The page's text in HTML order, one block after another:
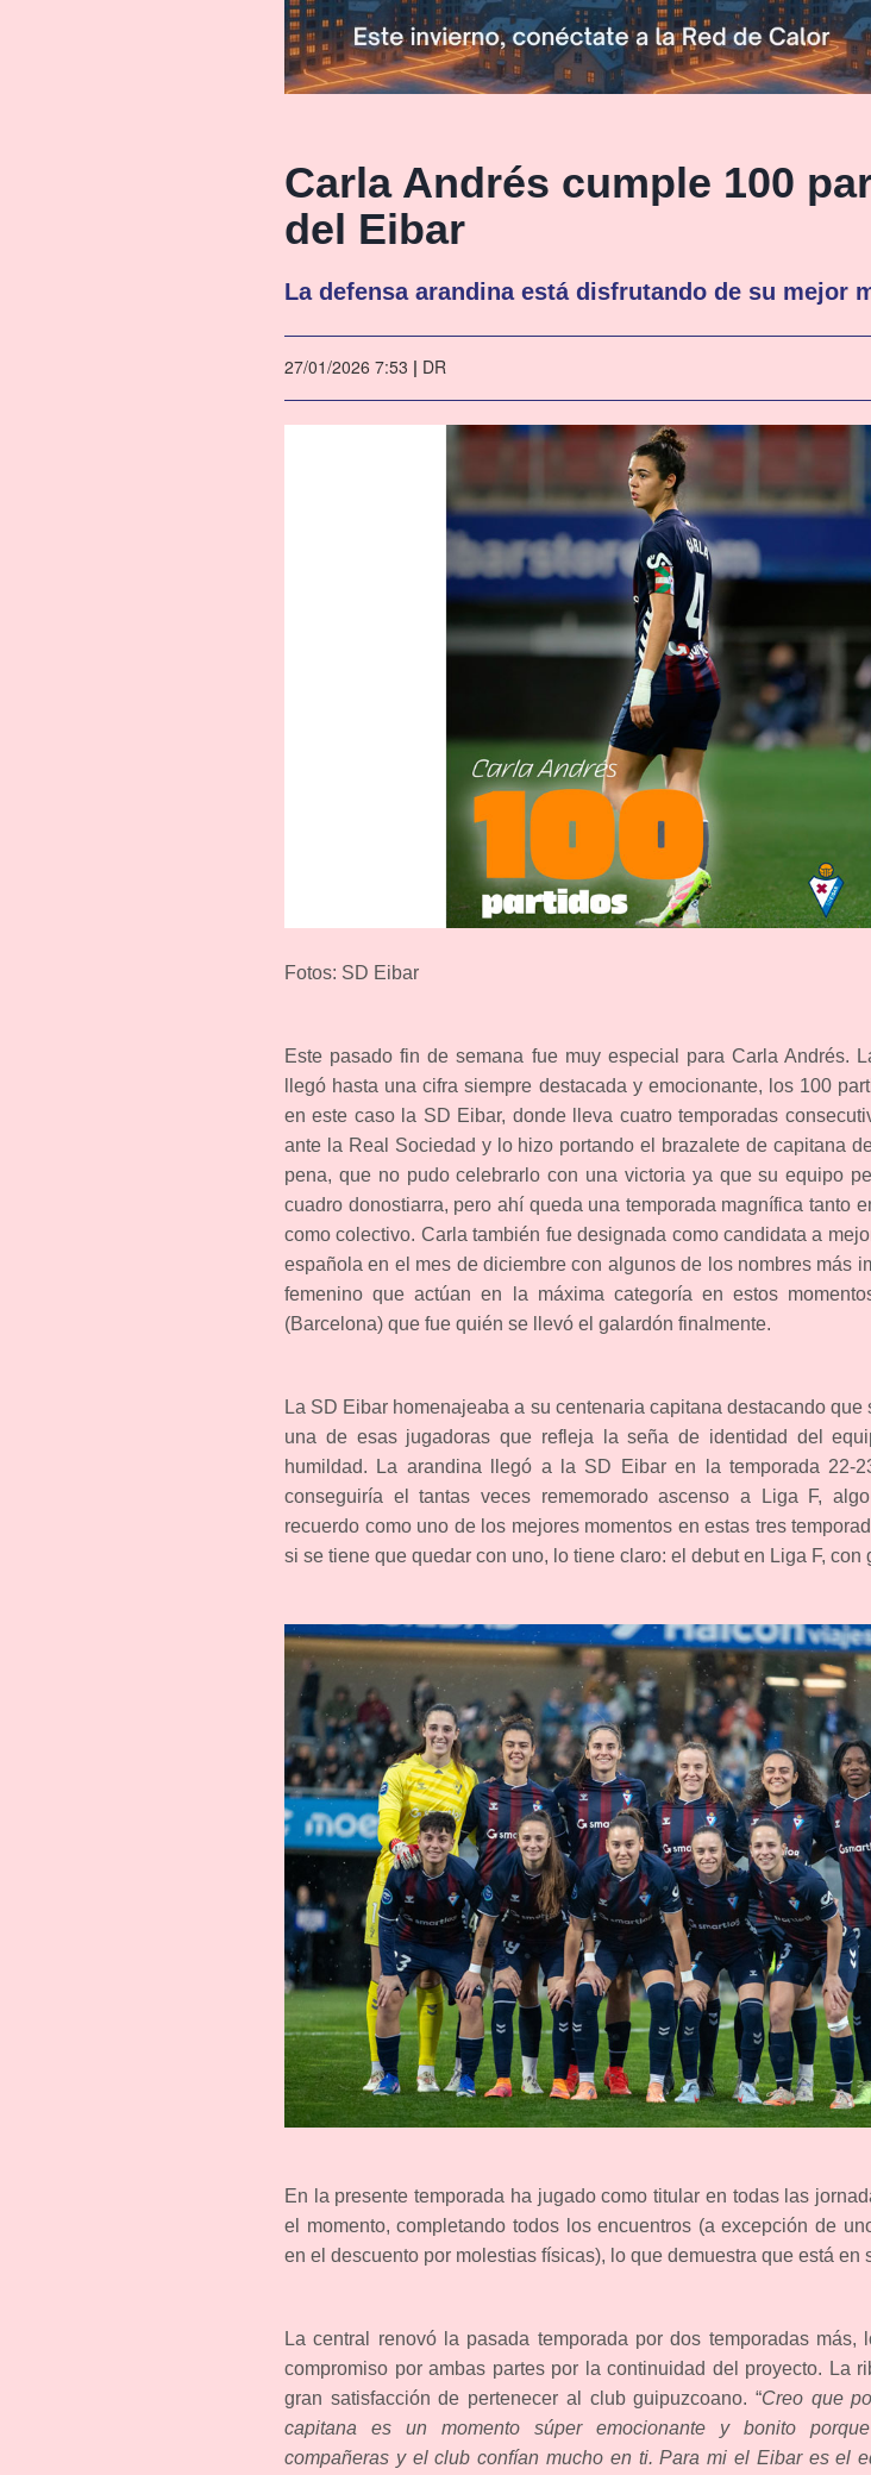
Carla Andrés cumple 100
del Eibar
La defensa arandina está disfrutando de su mejor
27/01/2026 7:53 | DR
Fotos: SD Eibar
Este pasado fin de semana fue muy especial para Carla Andrés.
llegó hasta una cifra siempre destacada y emocionante, los 100
en este caso la SD Eibar, donde lleva cuatro temporadas
ante la Real Sociedad y lo hizo portando el brazalete de capitana
pena, que no pudo celebrarlo con una victoria ya que su equipo
cuadro donostiarra, pero ahí queda una temporada magnífica tanto
como colectivo. Carla también fue designada como candidata a
española en el mes de diciembre con algunos de los nombres más
femenino que actúan en la máxima categoría en estos
(Barcelona) que fue quién se llevó el galardón finalmente.
La SD Eibar homenajeaba a su centenaria capitana destacando que
una de esas jugadoras que refleja la seña de identidad del
humildad. La arandina llegó a la SD Eibar en la temporada 22-
conseguiría el tantas veces rememorado ascenso a Liga F,
recuerdo como uno de los mejores momentos en estas tres
si se tiene que quedar con uno, lo tiene claro: el debut en Liga F, con
En la presente temporada ha jugado como titular en todas las
el momento, completando todos los encuentros (a excepción de
en el descuento por molestias físicas), lo que demuestra que está en
La central renovó la pasada temporada por dos temporadas más,
compromiso por ambas partes por la continuidad del proyecto. La
gran satisfacción de pertenecer al club guipuzcoano. “Creo que
capitana es un momento súper emocionante y bonito
compañeras y el club confían mucho en ti. Para mi el Eibar es el